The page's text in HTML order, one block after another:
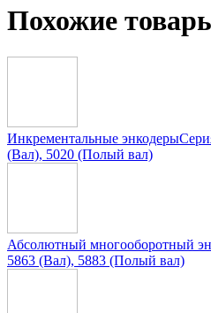
Похожие
Инкрементальные
(Вал), 5020 (Полый вал)
Абсолютный многооборотный
5863 (Вал), 5883 (Полый вал)